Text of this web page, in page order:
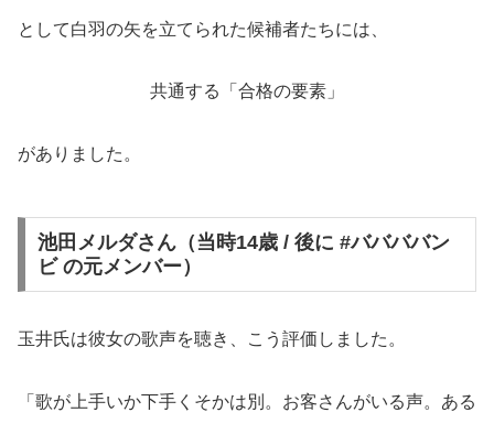
として白羽の矢を立てられた候補者たちには、
共通する「合格の要素」
がありました。
池田メルダさん（当時14歳 / 後に #ババババン
ビ の元メンバー）
玉井氏は彼女の歌声を聴き、こう評価しました。
「歌が上手いか下手くそかは別。お客さんがいる声。ある